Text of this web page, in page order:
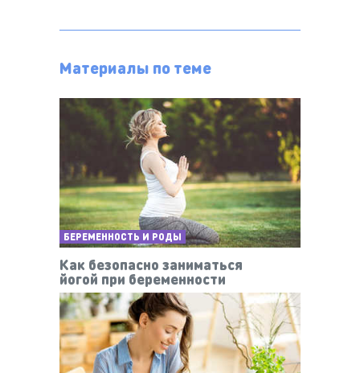
Материалы по теме
БЕРЕМЕННОСТЬ И РОДЫ
Как безопасно заниматься
йогой при беременности